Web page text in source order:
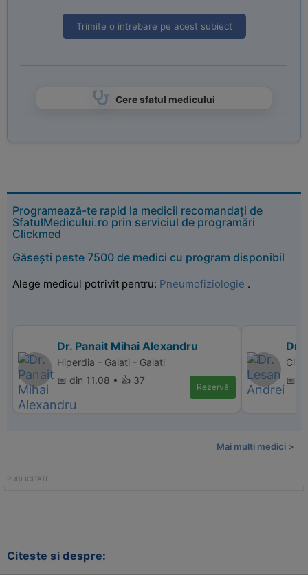
Trimite o intrebare pe acest subiect
Cere sfatul medicului
Programează-te rapid la medicii recomandați de
SfatulMedicului.ro prin serviciul de programări
Clickmed
Găsești peste 7500 de medici cu program disponibil
Alege medicul potrivit pentru: Pneumofiziologie .
Dr. Panait Mihai Alexandru
Hiperdia - Galati - Galati
📅 din 11.08 • 👍 37
Rezervă
Dr.
📅
Mai multi medici >
Citeste si despre: